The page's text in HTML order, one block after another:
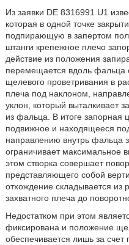
Из заявки DE 8316991 U1
которая в одной точке
подпирающую в запертом
штанги крепежное плечо
действие из положения
перемещается вдоль фальца
щелевого проветривания в
плеча под наклоном,
уклон, который выталкивает
из фальца. В итоге запорная
подвижное и находящееся
направлению внутрь фальца
ограничивает
этом створка совершает
представляющего собой
отхождение складывается из
захватного плеча до
Недостатком при этом
фиксирована и положение
обеспечивается лишь за